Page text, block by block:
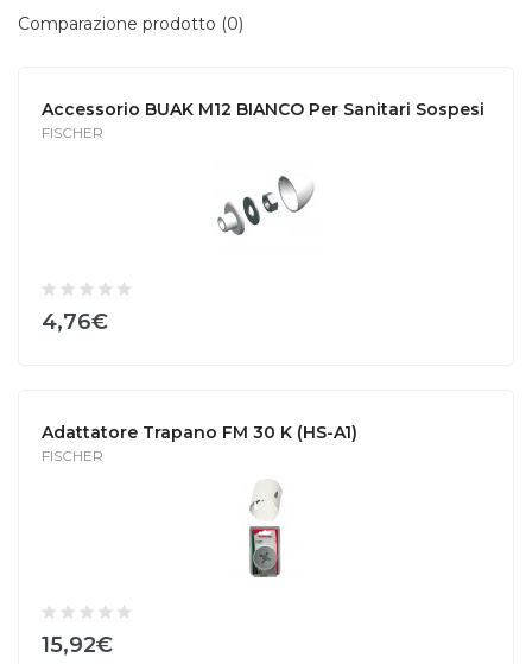
Comparazione prodotto (0)
Accessorio BUAK M12 BIANCO Per Sanitari Sospesi
FISCHER
4,76€
Adattatore Trapano FM 30 K (HS-A1)
FISCHER
15,92€